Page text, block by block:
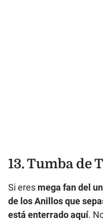
13. Tumba de
Si eres mega fan del
de los Anillos que
está enterrado aquí.